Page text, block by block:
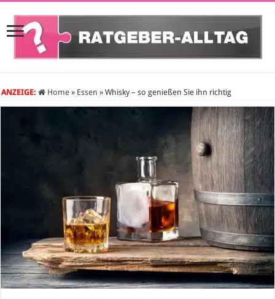
ANZEIGE: Home » Essen » Whisky – so genießen Sie ihn richtig